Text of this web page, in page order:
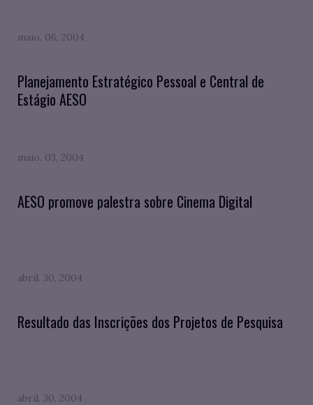
maio. 06, 2004
Planejamento Estratégico Pessoal e Central de
Estágio AESO
maio. 03, 2004
AESO promove palestra sobre Cinema Digital
abril. 30, 2004
Resultado das Inscrições dos Projetos de Pesquisa
abril. 30, 2004